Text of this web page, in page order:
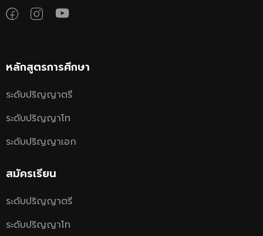
หลักสูตรการศึกษา
ระดับปริญญาตรี
ระดับปริญญาโท
ระดับปริญญาเอก
สมัครเรียน
ระดับปริญญาตรี
ระดับปริญญาโท